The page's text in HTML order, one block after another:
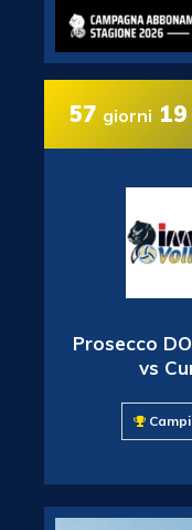
57 giorni 19
Prosecco
vs